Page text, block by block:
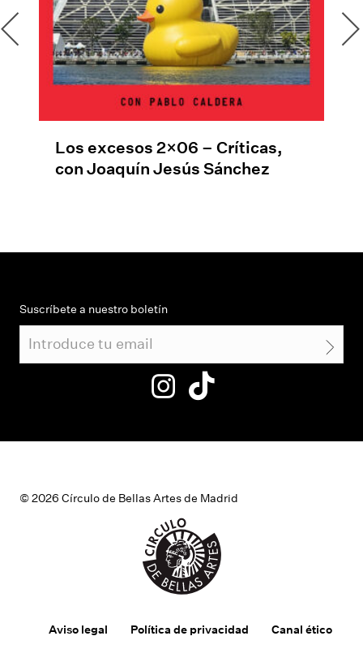
Los excesos 2×06 – Críticas,
con Joaquín Jesús Sánchez
Suscríbete a nuestro boletín
© 2026 Círculo de Bellas Artes de Madrid
Aviso legal Política de privacidad Canal ético